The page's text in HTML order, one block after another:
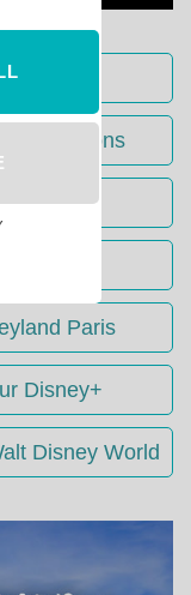
informations
Paris
Disney+
Disney World